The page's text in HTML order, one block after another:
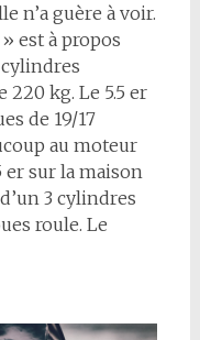
n’a guère à voir.
est à propos
220 kg. Le 5.5 er
de 19/17
au moteur
er sur la maison
3 cylindres
roule. Le